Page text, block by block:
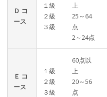
Ｄ コ
ース
１級
２級
３級
上
25～64
点
2～24点
Ｅ コ
ース
１級
２級
３級
60点以
上
20～56
点